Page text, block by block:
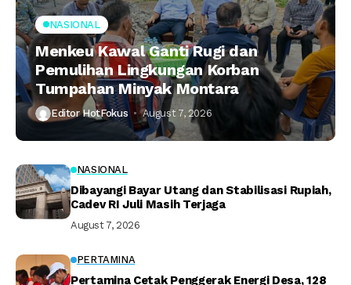
NASIONAL
Menkeu Kawal Ganti Rugi dan
Pemulihan Lingkungan Korban
Tumpahan Minyak Montara
Editor HotFokus August 7, 2026
NASIONAL
Dibayangi Bayar Utang dan Stabilisasi Rupiah,
Cadev RI Juli Masih Terjaga
August 7, 2026
PERTAMINA
Pertamina Cetak Penggerak Energi Desa, 128